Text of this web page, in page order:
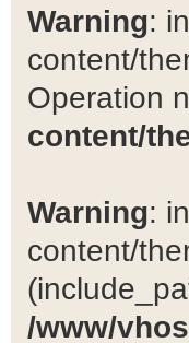
Warning:
content/
Operation
content/
Warning:
content/
/www/